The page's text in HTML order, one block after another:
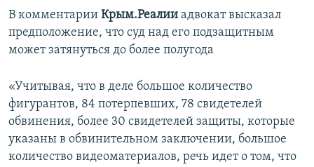
В комментарии Крым.Реалии адвокат высказал
предположение, что суд над его подзащитным
может затянуться до более полугода
«Учитывая, что в деле большое количество
фигурантов, 84 потерпевших, 78 свидетелей
обвинения, более 30 свидетелей защиты, которые
указаны в обвинительном заключении, большое
количество видеоматериалов, речь идет о том, что